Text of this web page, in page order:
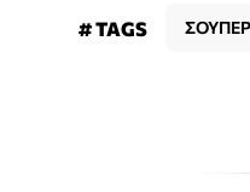
# TAGS